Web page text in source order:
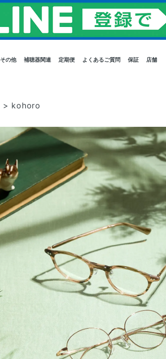
その他 補聴器関連 定期便 よくあるご質問 保証 店舗
> kohoro